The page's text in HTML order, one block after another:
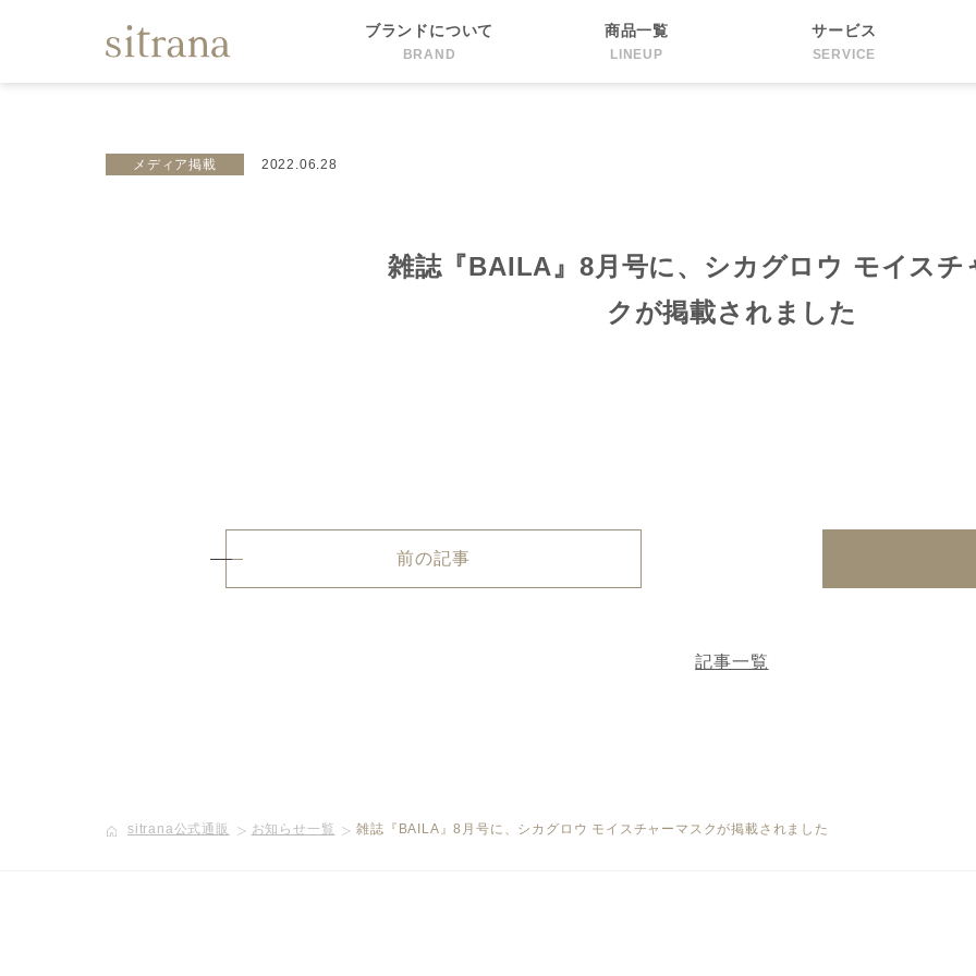
ブランドについて
BRAND
商品一覧
LINEUP
サービス
SERVICE
メディア掲載 2022.06.28
雑誌『BAILA』8月号に、シカグロウ モイスチ
クが掲載されました
前の記事
記事一覧
sitrana公式通販 お知らせ一覧 雑誌『BAILA』8月号に、シカグロウ モイスチャーマスクが掲載されました